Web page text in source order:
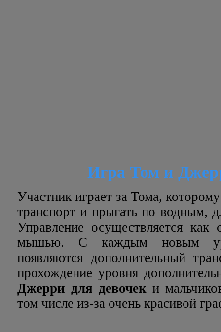
Игра Том и
Участник играет за Тома,
транспорт и прыгать по водным,
Управление осуществляется
мышью. С каждым новым
появляются дополнительный
прохождение уровня
Джерри для девочек и
том числе из-за очень красивой